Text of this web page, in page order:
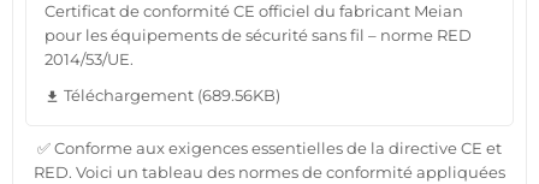
Certificat de conformité CE officiel du fabricant Meian
pour les équipements de sécurité sans fil – norme RED
2014/53/UE.
file_download Téléchargement (689.56KB)
✅ Conforme aux exigences essentielles de la directive CE et
RED. Voici un tableau des normes de conformité appliquées